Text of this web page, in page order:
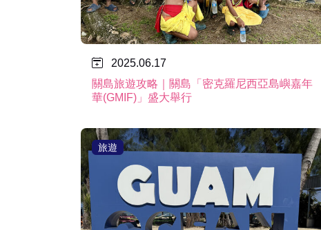
2025.06.17
關島旅遊攻略｜關島「密克羅尼西亞島嶼嘉年
華(GMIF)」盛大舉行
旅遊